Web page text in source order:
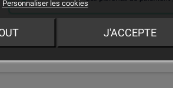
Personnaliser les cookies
J'ACCEPTE